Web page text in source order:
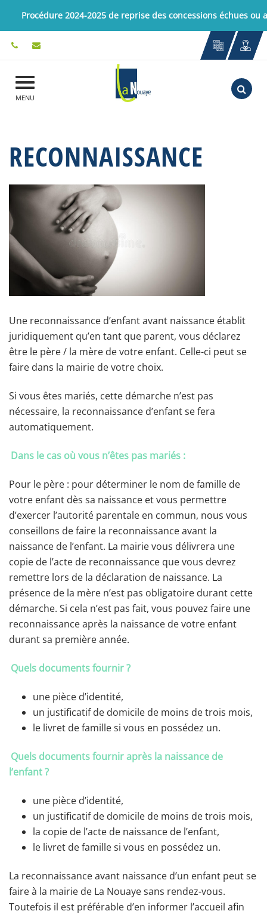
Procédure 2024-2025 de reprise des concessions échues ou
MENU Aller
RECONNAISSANCE
Une reconnaissance d’enfant avant naissance établit
juridiquement qu’en tant que parent, vous déclarez
être le père / la mère de votre enfant. Celle-ci peut se
faire dans la mairie de votre choix.
Si vous êtes mariés, cette démarche n’est pas
nécessaire, la reconnaissance d’enfant se fera
automatiquement.
Dans le cas où vous n’êtes pas mariés :
Pour le père : pour déterminer le nom de famille de
votre enfant dès sa naissance et vous permettre
d’exercer l’autorité parentale en commun, nous vous
conseillons de faire la reconnaissance avant la
naissance de l’enfant. La mairie vous délivrera une
copie de l’acte de reconnaissance que vous devrez
remettre lors de la déclaration de naissance. La
présence de la mère n’est pas obligatoire durant cette
démarche. Si cela n’est pas fait, vous pouvez faire une
reconnaissance après la naissance de votre enfant
durant sa première année.
Quels documents fournir ?
une pièce d’identité,
un justificatif de domicile de moins de trois mois,
le livret de famille si vous en possédez un.
Quels documents fournir après la naissance de
l’enfant ?
une pièce d’identité,
un justificatif de domicile de moins de trois mois,
la copie de l’acte de naissance de l’enfant,
le livret de famille si vous en possédez un.
La reconnaissance avant naissance d’un enfant peut se
faire à la mairie de La Nouaye sans rendez-vous.
Toutefois il est préférable d’en informer l’accueil afin